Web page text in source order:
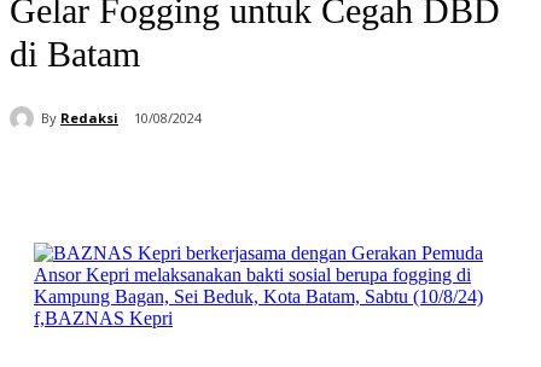
Gelar Fogging untuk Cegah DBD
di Batam
By Redaksi 10/08/2024